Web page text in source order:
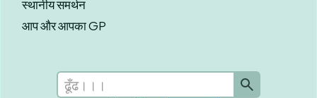
स्थानीय समर्थन
आप और आपका GP